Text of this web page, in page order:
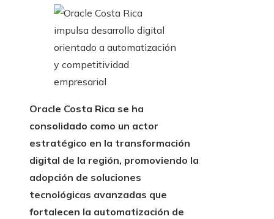
Oracle Costa Rica se ha
consolidado como un actor
estratégico en la transformación
digital de la región, promoviendo la
adopción de soluciones
tecnológicas avanzadas que
fortalecen la automatización de